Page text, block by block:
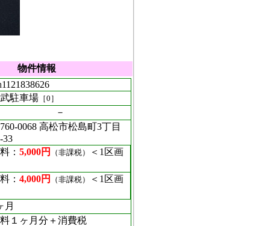
物件情報
駐車場 ［0］
－
0068 高松市松島町3丁目
33
： 5,000円 （非課税）
＜1区画
： 4,000円 （非課税）
＜1区画
月
１ヶ月分＋消費税